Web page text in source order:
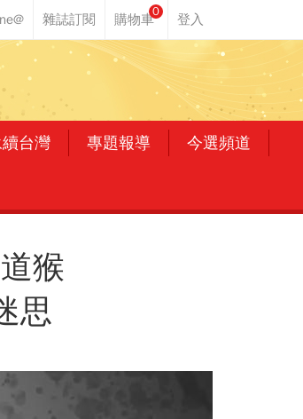
0
續台灣 專題報導 今選頻道
猴
思